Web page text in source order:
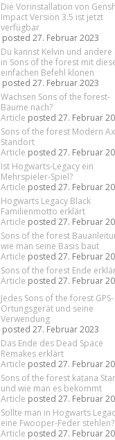
Die Vorinstallation von
Impact Version 3.5 ist jetzt
verfügbar
posted27. Februar 2023
Du kannst Kelvin und andere
in Sons of the forest mit
einfachen Befehl klonen
posted27. Februar 2023
Wachsen Sons of the forest-
Bäume nach?
Article posted27. Februar
Sons of the forest Modern
Standort
Article posted27. Februar
Ist Hogwarts-Legacy ein
Mehrspieler-Spiel?
Article posted27. Februar
Hogwarts Legacy Black
Familienmotto erklärt
Article posted27. Februar
Sons of the forest
wie man seine Basis baut
Article posted27. Februar
Sons of the forest Ende
Article posted27. Februar
Jedes Sons of the forest GPS-
Ortungsgerät und seine
Verwendung
posted27. Februar 2023
Das Ende des Dead Space
Remakes erklärt
Article posted27. Februar
Sons of the forest katana
und wie man es bekommt
Article posted27. Februar
Sollte man in Hogwarts
eine Fwooper-Feder stehlen?
Article posted27. Februar